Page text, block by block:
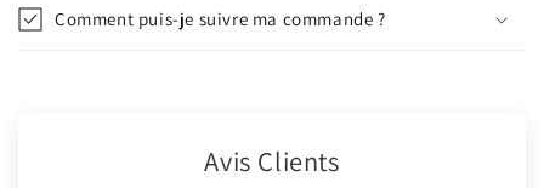
Comment puis-je suivre ma commande ?
Avis Clients